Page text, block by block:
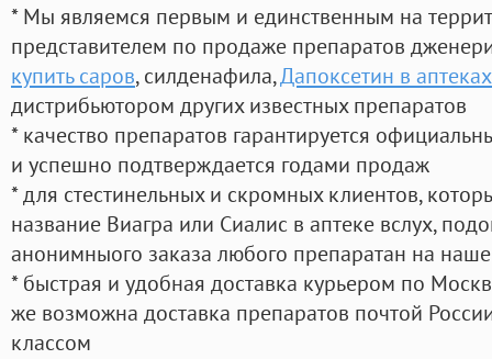
* Мы являемся первым и единственным на
представителем по продаже препаратов
купить саров, силденафила,Дапоксетин в
дистрибьютором других известных препаратов
* качество препаратов гарантируется
и успешно подтверждается годами продаж
* для стестинельных и скромных клиентов,
название Виагра или Сиалис в аптеке вслух,
анонимныого заказа любого препаратан на
* быстрая и удобная доставка курьером по
же возможна доставка препаратов почтой
классом